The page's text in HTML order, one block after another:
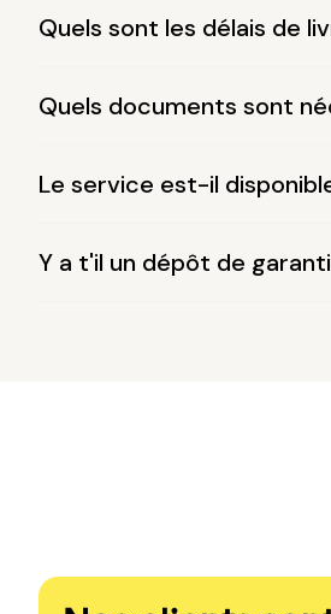
Quels sont les délais de
Quels documents sont
Le service est-il
Y a t'il un dépôt de